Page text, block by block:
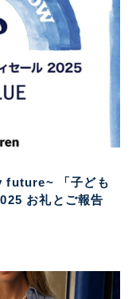
future~ 「子ども
お礼とご報告